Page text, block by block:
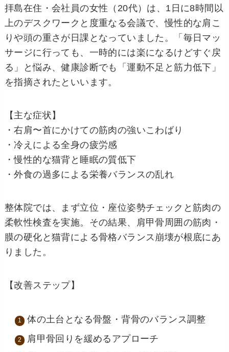
拝島在住・会社員の女性（20代）は、1日に8時間以
上のデスクワークと度重なる会議で、慢性的な肩こ
りや頭の重さが日課となっていました。「毎日マッ
サージに行っても、一時的には楽になるけどすぐ戻
る」と悩み、健康診断でも「運動不足と筋力低下」
を指摘されたといいます。
【主な症状】
・右肩〜首にかけての筋肉の強いこわばり
・冷えによる全身の疲労感
・慢性的な猫背と睡眠の質低下
・外食の過多による栄養バランスの乱れ
整体院では、まず立位・座位姿勢チェックと筋肉の
柔軟性検査を実施。その結果、肩甲骨周囲の筋肉・
膜の硬化と猫背による骨格バランス崩壊が根底にあ
りました。
【改善ステップ】
体の土台となる骨盤・背骨のバランス調整
肩甲骨回りを緩めるアプローチ